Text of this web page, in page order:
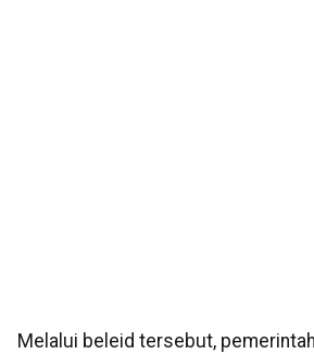
Melalui beleid tersebut,